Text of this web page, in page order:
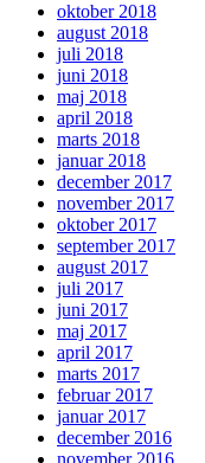
oktober 2018
august 2018
juli 2018
juni 2018
maj 2018
april 2018
marts 2018
januar 2018
december 2017
november 2017
oktober 2017
september 2017
august 2017
juli 2017
juni 2017
maj 2017
april 2017
marts 2017
februar 2017
januar 2017
december 2016